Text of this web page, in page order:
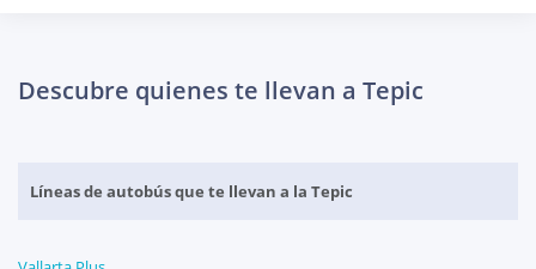
Descubre quienes te llevan a Tepic
Líneas de autobús que te llevan a la Tepic